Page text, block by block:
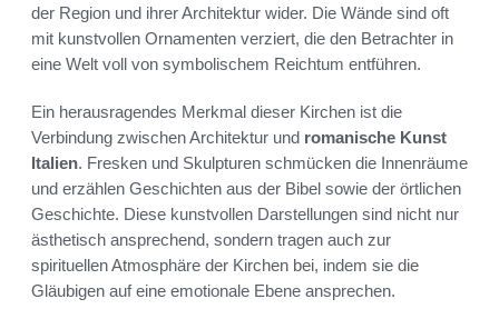
der Region und ihrer Architektur wider. Die Wände sind oft
mit kunstvollen Ornamenten verziert, die den Betrachter in
eine Welt voll von symbolischem Reichtum entführen.
Ein herausragendes Merkmal dieser Kirchen ist die
Verbindung zwischen Architektur und romanische Kunst
Italien. Fresken und Skulpturen schmücken die Innenräume
und erzählen Geschichten aus der Bibel sowie der örtlichen
Geschichte. Diese kunstvollen Darstellungen sind nicht nur
ästhetisch ansprechend, sondern tragen auch zur
spirituellen Atmosphäre der Kirchen bei, indem sie die
Gläubigen auf eine emotionale Ebene ansprechen.